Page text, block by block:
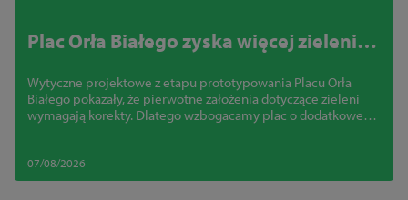
Plac Orła Białego zyska więcej zieleni.
Wytyczne projektowe z etapu prototypowania Placu Orła
Białego pokazały, że pierwotne założenia dotyczące zieleni
wymagają korekty. Dlatego wzbogacamy plac o dodatkowe
07/08/2026